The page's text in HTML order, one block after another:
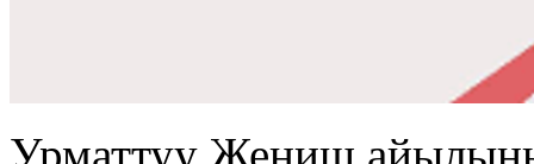
Урматтуу Жениш